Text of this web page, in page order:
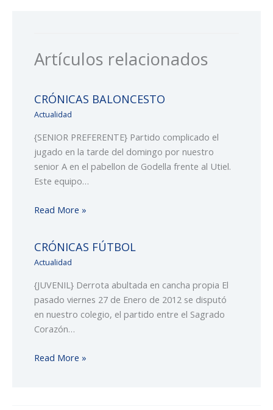
Artículos relacionados
CRÓNICAS BALONCESTO
Actualidad
{SENIOR PREFERENTE} Partido complicado el
jugado en la tarde del domingo por nuestro
senior A en el pabellon de Godella frente al Utiel.
Este equipo…
Read More »
CRÓNICAS FÚTBOL
Actualidad
{JUVENIL} Derrota abultada en cancha propia El
pasado viernes 27 de Enero de 2012 se disputó
en nuestro colegio, el partido entre el Sagrado
Corazón…
Read More »